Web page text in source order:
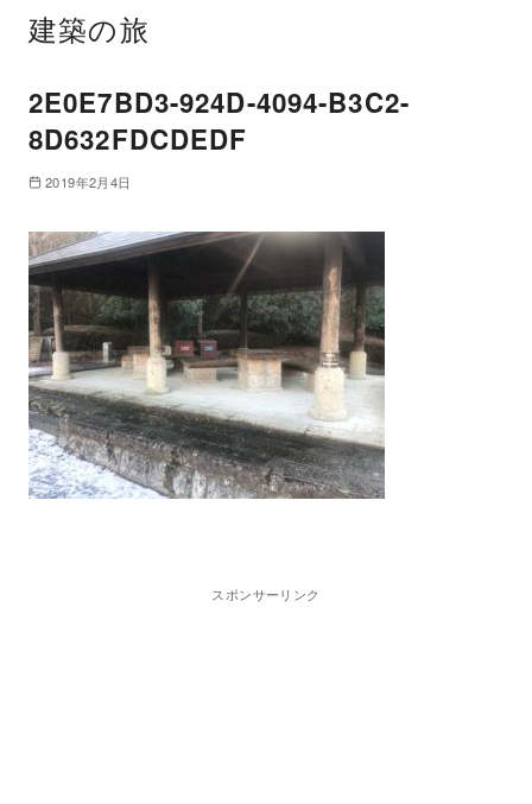
建築の旅
2E0E7BD3-924D-4094-B3C2-
8D632FDCDEDF
2019年2月4日
スポンサーリンク